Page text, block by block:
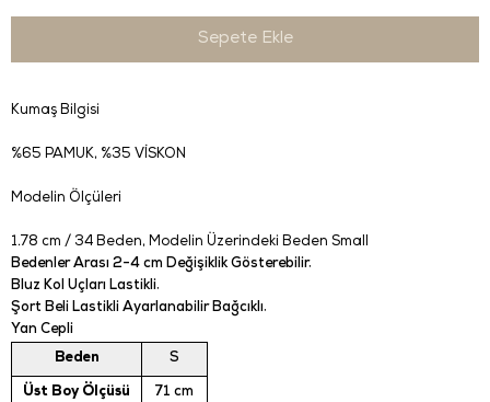
Kumaş Bilgisi
%65 PAMUK, %35 VİSKON
Modelin Ölçüleri
1.78 cm / 34 Beden, Modelin Üzerindeki Beden Small
Bedenler Arası 2-4 cm Değişiklik Gösterebilir.
Bluz Kol Uçları Lastikli.
Şort Beli Lastikli Ayarlanabilir Bağcıklı.
Yan Cepli
Beden
S
Üst Boy Ölçüsü 71 cm